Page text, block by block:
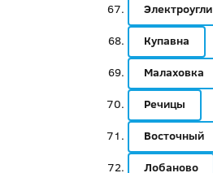
Электроугли
Купавна
Малаховка
Речицы
Восточный
Лобаново